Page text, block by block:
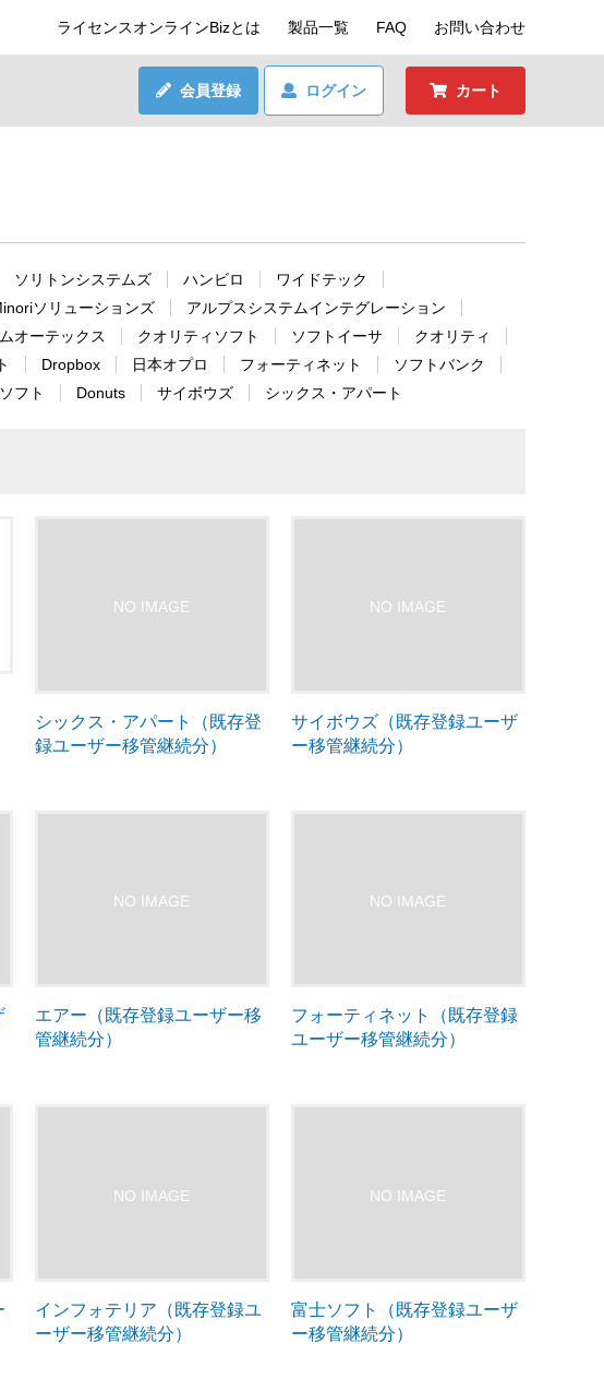
ライセンスオンラインBizとは 製品一覧 FAQ お問い合わせ
会員登録 ログイン カート
ソリトンシステムズ ハンビロ
ワイドテック
ソリューションズ
アルプスシステムインテグレーション
オーテックス クオリティソフト ソフトイーサ
クオリティ
Dropbox 日本オプロ フォーティネット
ソフトバンク
フト Donuts サイボウズ シックス・アパート
シックス・アパート（既存登
録ユーザー移管継続分）
サイボウズ（既存登録ユーザ
ー移管継続分）
エアー（既存登録ユーザー移
管継続分）
フォーティネット（既存登録
ユーザー移管継続分）
インフォテリア（既存登録ユ
ーザー移管継続分）
富士ソフト（既存登録ユーザ
ー移管継続分）